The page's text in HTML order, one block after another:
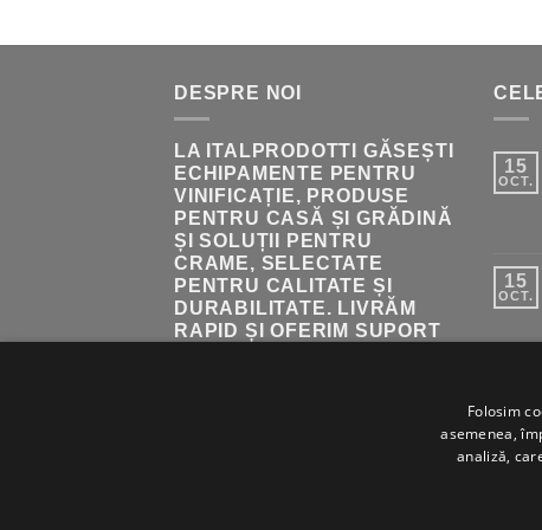
DESPRE NOI
LA ITALPRODOTTI GĂSEȘTI
ECHIPAMENTE PENTRU
VINIFICAȚIE, PRODUSE
PENTRU CASĂ ȘI GRĂDINĂ
ȘI SOLUȚII PENTRU
CRAME, SELECTATE
PENTRU CALITATE ȘI
DURABILITATE. LIVRĂM
RAPID ȘI OFERIM SUPORT
15
OCT.
15
OCT.
Folosim
asemenea,
analiză,